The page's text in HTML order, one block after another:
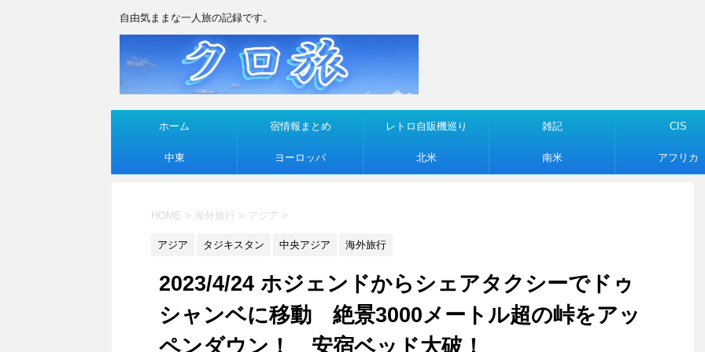
自由気ままな一人旅の記録です。
ホーム 宿情報まとめ レトロ自販機巡り 雑記 CIS
中東 ヨーロッパ 北米 南米 アフリカ
HOME > 海外旅行 > アジア >
アジア タジキスタン 中央アジア 海外旅行
2023/4/24 ホジェンドからシェアタクシーでドゥ
シャンベに移動 絶景3000メートル超の峠をアッ
ペンダウン！ 安宿ベッド大破！